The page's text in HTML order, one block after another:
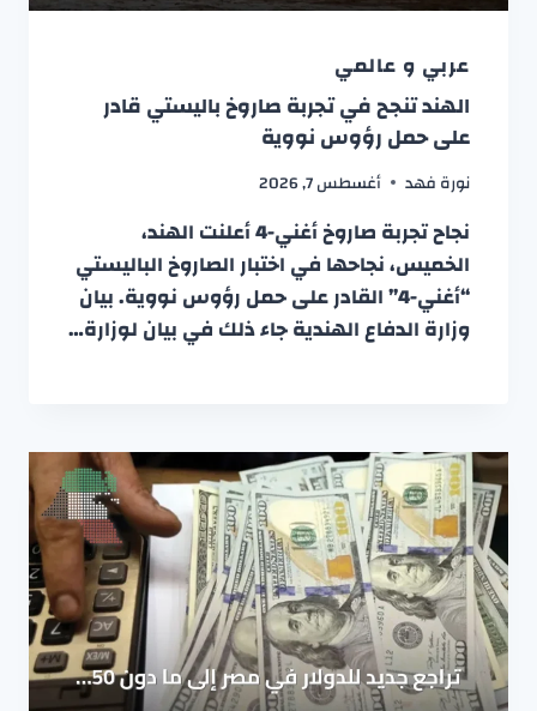
عربي و عالمي
الهند تنجح في تجربة صاروخ باليستي قادر
على حمل رؤوس نووية
نورة فهد أغسطس 7, 2026
نجاح تجربة صاروخ أغني-4 أعلنت الهند،
الخميس، نجاحها في اختبار الصاروخ الباليستي
“أغني-4” القادر على حمل رؤوس نووية. بيان
وزارة الدفاع الهندية جاء ذلك في بيان لوزارة…